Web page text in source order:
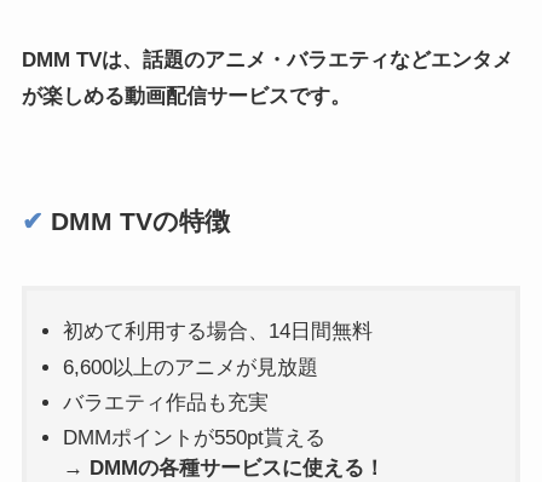
DMM TVは、話題のアニメ・バラエティなどエンタメ
が楽しめる動画配信サービスです。
✔︎ DMM TVの特徴
初めて利用する場合、14日間無料
6,600以上のアニメが見放題
バラエティ作品も充実
DMMポイントが550pt貰える
→ DMMの各種サービスに使える！